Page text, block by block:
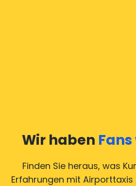
Wir haben
Finden Sie heraus, was
Erfahrungen mit Airporttaxis